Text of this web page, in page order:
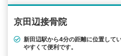
京田辺接骨院
新田辺駅から4分の距離に位置して
やすくて便利です。